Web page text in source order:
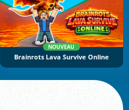
NOUVEAU
Brainrots Lava Survive Online